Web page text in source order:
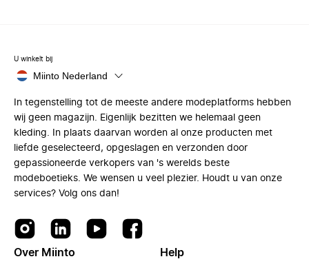
U winkelt bij
Miinto Nederland
In tegenstelling tot de meeste andere modeplatforms hebben
wij geen magazijn. Eigenlijk bezitten we helemaal geen
kleding. In plaats daarvan worden al onze producten met
liefde geselecteerd, opgeslagen en verzonden door
gepassioneerde verkopers van 's werelds beste
modeboetieks. We wensen u veel plezier. Houdt u van onze
services? Volg ons dan!
Over Miinto Help